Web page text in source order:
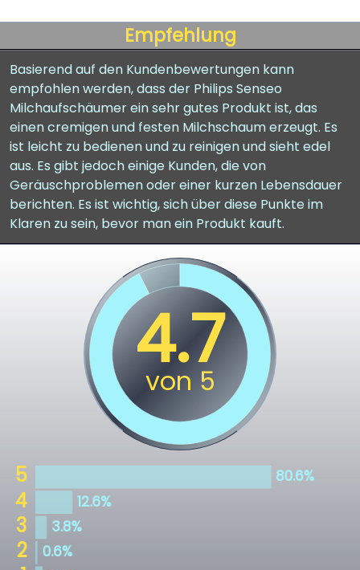
Empfehlung
Basierend auf den Kundenbewertungen kann
empfohlen werden, dass der Philips Senseo
Milchaufschäumer ein sehr gutes Produkt ist, das
einen cremigen und festen Milchschaum erzeugt. Es
ist leicht zu bedienen und zu reinigen und sieht edel
aus. Es gibt jedoch einige Kunden, die von
Geräuschproblemen oder einer kurzen Lebensdauer
berichten. Es ist wichtig, sich über diese Punkte im
Klaren zu sein, bevor man ein Produkt kauft.